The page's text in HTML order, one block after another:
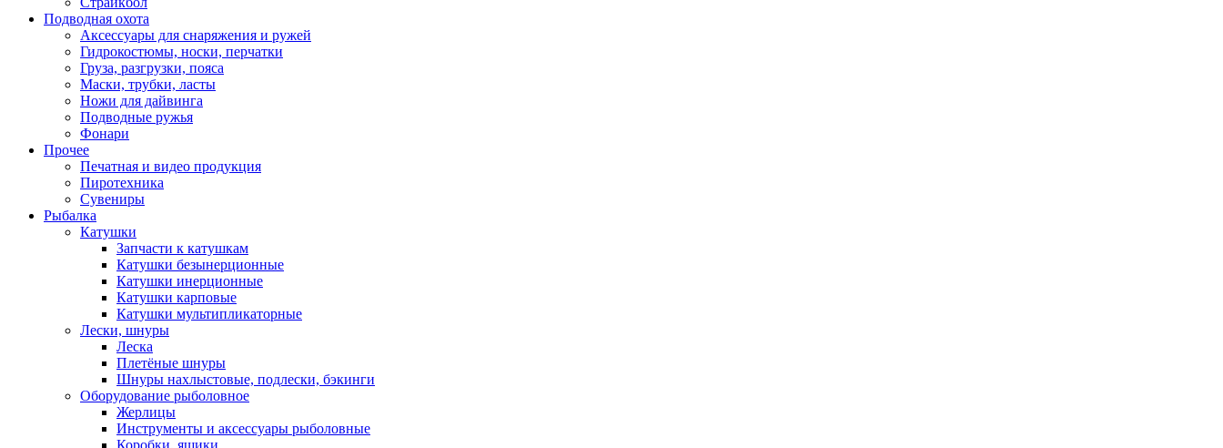
Подводная охота
Аксессуары для снаряжения и ружей
Гидрокостюмы, носки, перчатки
Груза, разгрузки, пояса
Маски, трубки, ласты
Ножи для дайвинга
Подводные ружья
Фонари
Прочее
Печатная и видео продукция
Пиротехника
Сувениры
Рыбалка
Катушки
Запчасти к катушкам
Катушки безынерционные
Катушки инерционные
Катушки карповые
Катушки мультипликаторные
Лески, шнуры
Леска
Плетёные шнуры
Шнуры нахлыстовые, подлески, бэкинги
Оборудование рыболовное
Жерлицы
Инструменты и аксессуары рыболовные
Коробки, ящики